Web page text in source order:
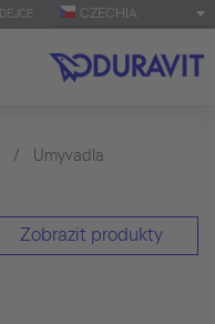
CZECHIA
Umyvadla
Zobrazit produkty